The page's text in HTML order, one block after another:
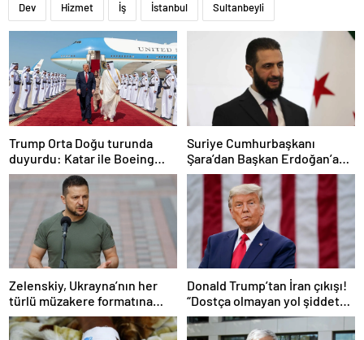
Dev Hizmet İş İstanbul Sultanbeyli
Trump Orta Doğu turunda
duyurdu: Katar ile Boeing
arasında 200 milyar dolarlık
Suriye Cumhurbaşkanı
Şara’dan Başkan Erdoğan’a
teşekkür
Zelenskiy, Ukrayna’nın her
türlü müzakere formatına
hazır olduğunu duyurdu!
Donald Trump’tan İran çıkışı!
“Dostça olmayan yol şiddet
içeriyor ve ben bunu
istemiyorum”